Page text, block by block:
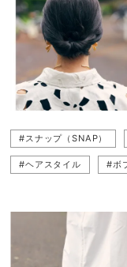
#スナップ（SNAP）
#ヘアスタイル #ボ